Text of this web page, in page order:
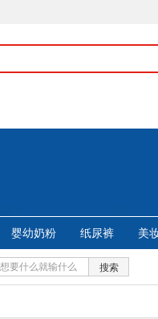
婴幼奶粉 纸尿裤 美
搜索